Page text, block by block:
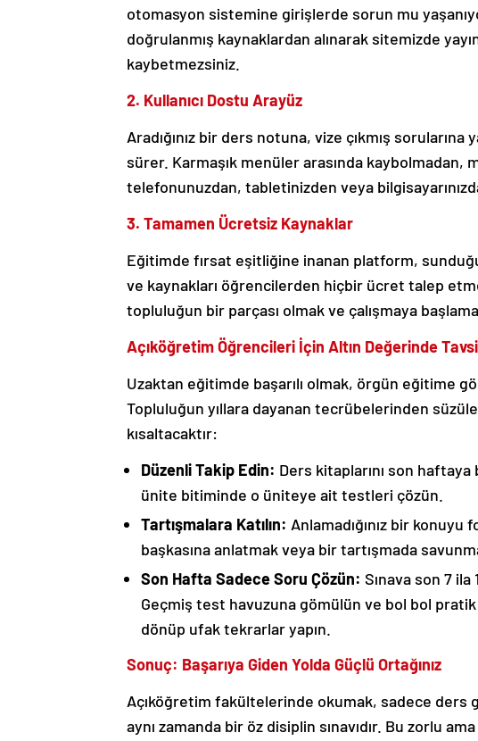
otomasyon sistemine girişlerde sorun mu
doğrulanmış kaynaklardan alınarak sitemizde
kaybetmezsiniz.
2. Kullanıcı Dostu Arayüz
Aradığınız bir ders notuna, vize çıkmış
sürer. Karmaşık menüler arasında kaybolmadan,
telefonunuzdan, tabletinizden veya
3. Tamamen Ücretsiz Kaynaklar
Eğitimde fırsat eşitliğine inanan platform,
ve kaynakları öğrencilerden hiçbir ücret talep
topluluğun bir parçası olmak ve çalışmaya
Açıköğretim Öğrencileri İçin Altın Değerinde
Uzaktan eğitimde başarılı olmak, örgün eğitime
Topluluğun yıllara dayanan tecrübelerinden
kısaltacaktır:
Düzenli Takip Edin: Ders kitaplarını son
ünite bitiminde o üniteye ait testleri çözün.
Tartışmalara Katılın: Anlamadığınız bir
başkasına anlatmak veya bir tartışmada
Son Hafta Sadece Soru Çözün: Sınava son 7 ila
Geçmiş test havuzuna gömülün ve bol bol pratik
dönüp ufak tekrarlar yapın.
Sonuç: Başarıya Giden Yolda Güçlü Ortağınız
Açıköğretim fakültelerinde okumak, sadece ders
aynı zamanda bir öz disiplin sınavıdır. Bu zorlu